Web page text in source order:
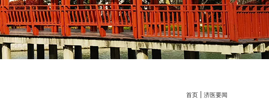
首页 济医要闻